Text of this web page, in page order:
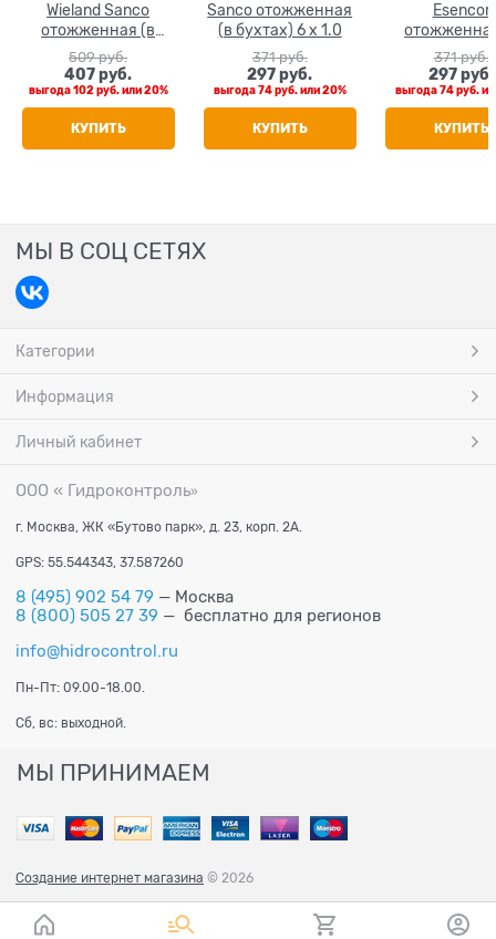
Wieland Sanco
отожженная (в
бухтах) 6 x 1.0
509 руб.
407 руб.
выгода102 руб.или20%
КУПИТЬ
Sanco отожженная
(в бухтах) 6 x 1.0
371 руб.
297 руб.
выгода74 руб.или20%
КУПИТЬ
Esencor
бухтах) 6 x
371 руб.
297 руб.
выгода74 руб.
КУПИТЬ
МЫ В СОЦ СЕТЯХ
Категории
Информация
Личный кабинет
ООО « Гидроконтроль»
г. Москва, ЖК «Бутово парк», д. 23, корп. 2А.
GPS: 55.544343, 37.587260
8 (495) 902 54 79 — Москва
8 (800) 505 27 39 — бесплатно для регионов
info@hidrocontrol.ru
Пн-Пт: 09.00-18.00.
Сб, вс: выходной.
МЫ ПРИНИМАЕМ
Создание интернет магазина © 2026